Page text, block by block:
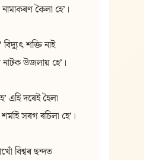
কৈলা হেʼ।
শক্তি নাই
নাটক উজলায় হেʼ।
এহি দৰেই হৈলা
সৰগ ৰচিলা হেʼ।
বিশ্বৰ ছন্দত